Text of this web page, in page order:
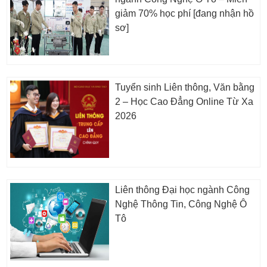
giảm 70% học phí [đang nhận hồ
sơ]
Tuyển sinh Liên thông, Văn bằng
2 – Học Cao Đẳng Online Từ Xa
2026
Liên thông Đại học ngành Công
Nghệ Thông Tin, Công Nghệ Ô
Tô